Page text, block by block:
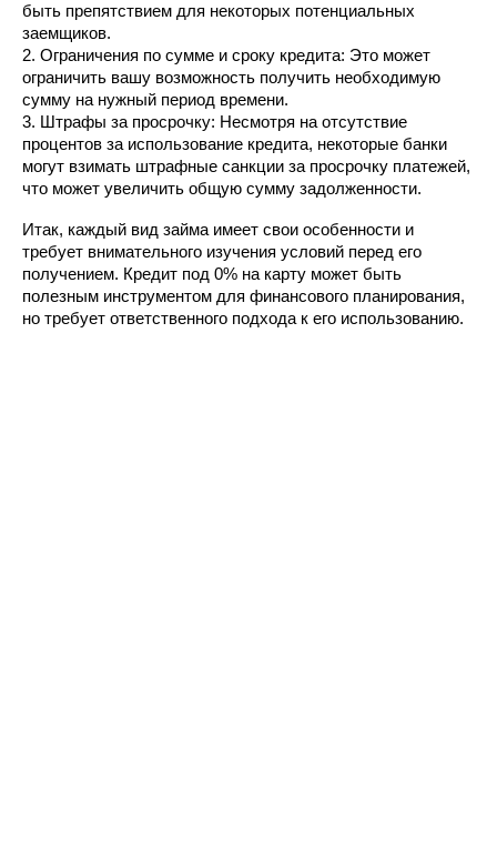
быть препятствием для некоторых потенциальных
заемщиков.
2. Ограничения по сумме и сроку кредита: Это может
ограничить вашу возможность получить необходимую
сумму на нужный период времени.
3. Штрафы за просрочку: Несмотря на отсутствие
процентов за использование кредита, некоторые банки
могут взимать штрафные санкции за просрочку платежей,
что может увеличить общую сумму задолженности.
Итак, каждый вид займа имеет свои особенности и
требует внимательного изучения условий перед его
получением. Кредит под 0% на карту может быть
полезным инструментом для финансового планирования,
но требует ответственного подхода к его использованию.